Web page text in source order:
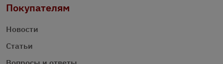
Покупателям
Новости
Статьи